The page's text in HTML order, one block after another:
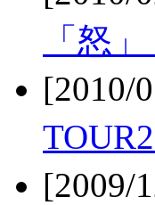
「怒
[2010/
[2009/